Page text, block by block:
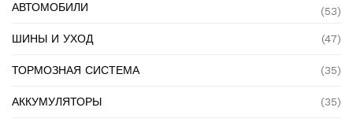
АВТОМОБИЛИ (53)
ШИНЫ И УХОД (47)
ТОРМОЗНАЯ СИСТЕМА (35)
АККУМУЛЯТОРЫ (35)